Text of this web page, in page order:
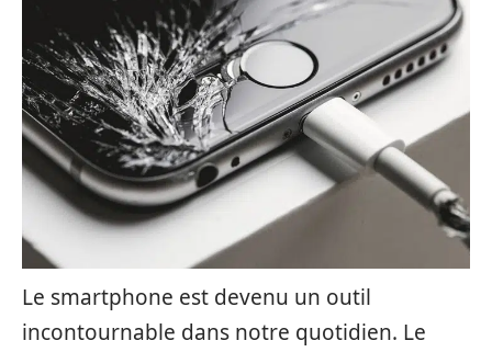
Le smartphone est devenu un outil
incontournable dans notre quotidien. Le